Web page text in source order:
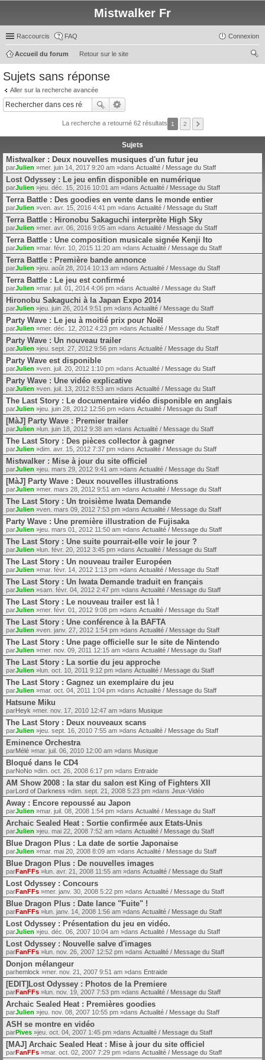
Mistwalker Fr
Raccourcis FAQ Connexion
Retour sur le site
Accueil du forum
Sujets sans réponse
Aller sur la recherche avancée
La recherche a retourné 62 résultats 1 2
Sujets
Mistwalker : Deux nouvelles musiques d'un futur jeu
parJulien »mer. juin 14, 2017 9:20 am »dans Actualité / Message du Staff
Lost Odyssey : Le jeu enfin disponible en numérique
parJulien »jeu. déc. 15, 2016 10:01 am »dans Actualité / Message du Staff
Terra Battle : Des goodies en vente dans le monde entier
parJulien »ven. avr. 15, 2016 4:41 pm »dans Actualité / Message du Staff
Terra Battle : Hironobu Sakaguchi interprète High Sky
parJulien »mer. avr. 06, 2016 9:05 am »dans Actualité / Message du Staff
Terra Battle : Une composition musicale signée Kenji Ito
parJulien »mar. févr. 10, 2015 11:20 am »dans Actualité / Message du Staff
Terra Battle : Première bande annonce
parJulien »jeu. août 28, 2014 10:13 am »dans Actualité / Message du Staff
Terra Battle : Le jeu est confirmé
parJulien »mar. juil. 01, 2014 4:06 pm »dans Actualité / Message du Staff
Hironobu Sakaguchi à la Japan Expo 2014
parJulien »jeu. juin 26, 2014 9:51 pm »dans Actualité / Message du Staff
Party Wave : Le jeu à moitié prix pour Noël
parJulien »mer. déc. 12, 2012 4:23 pm »dans Actualité / Message du Staff
Party Wave : Un nouveau trailer
parJulien »jeu. sept. 27, 2012 9:56 pm »dans Actualité / Message du Staff
Party Wave est disponible
parJulien »ven. juil. 20, 2012 1:10 pm »dans Actualité / Message du Staff
Party Wave : Une vidéo explicative
parJulien »ven. juil. 13, 2012 8:53 am »dans Actualité / Message du Staff
The Last Story : Le documentaire vidéo disponible en anglais
parJulien »jeu. juin 28, 2012 12:56 pm »dans Actualité / Message du Staff
[MàJ] Party Wave : Premier trailer
parJulien »lun. juin 18, 2012 9:38 am »dans Actualité / Message du Staff
The Last Story : Des pièces collector à gagner
parJulien »dim. avr. 15, 2012 7:37 pm »dans Actualité / Message du Staff
Mistwalker : Mise à jour du site officiel
parJulien »jeu. mars 29, 2012 9:41 am »dans Actualité / Message du Staff
[MàJ] Party Wave : Deux nouvelles illustrations
parJulien »mer. mars 28, 2012 9:51 am »dans Actualité / Message du Staff
The Last Story : Un troisième Iwata Demande
parJulien »ven. mars 09, 2012 7:53 pm »dans Actualité / Message du Staff
Party Wave : Une première illustration de Fujisaka
parJulien »jeu. mars 01, 2012 11:50 am »dans Actualité / Message du Staff
The Last Story : Une suite pourrait-elle voir le jour ?
parJulien »lun. févr. 20, 2012 3:45 pm »dans Actualité / Message du Staff
The Last Story : Un nouveau trailer Européen
parJulien »mar. févr. 14, 2012 1:13 pm »dans Actualité / Message du Staff
The Last Story : Un Iwata Demande traduit en français
parJulien »sam. févr. 04, 2012 2:47 pm »dans Actualité / Message du Staff
The Last Story : Le nouveau trailer est là !
parJulien »mer. févr. 01, 2012 9:08 pm »dans Actualité / Message du Staff
The Last Story : Une conférence à la BAFTA
parJulien »ven. janv. 27, 2012 1:54 pm »dans Actualité / Message du Staff
The Last Story : Une page officielle sur le site de Nintendo
parJulien »mer. nov. 09, 2011 12:15 am »dans Actualité / Message du Staff
The Last Story : La sortie du jeu approche
parJulien »lun. oct. 10, 2011 9:12 pm »dans Actualité / Message du Staff
The Last Story : Gagnez un exemplaire du jeu
parJulien »mar. oct. 04, 2011 1:04 pm »dans Actualité / Message du Staff
Hatsune Miku
parHeyk »mer. nov. 17, 2010 12:47 am »dans Musique
The Last Story : Deux nouveaux scans
parJulien »jeu. sept. 16, 2010 7:55 am »dans Actualité / Message du Staff
Eminence Orchestra
parMélé »mar. juil. 06, 2010 12:00 am »dans Musique
Bloqué dans le CD4
parNoNo »dim. oct. 26, 2008 6:17 pm »dans Entraide
AM Show 2008 : la star du salon est King of Fighters XII
parLord of Darkness »dim. sept. 21, 2008 5:23 pm »dans Jeux-Vidéo
Away : Encore repoussé au Japon
parJulien »mar. juil. 08, 2008 1:54 pm »dans Actualité / Message du Staff
Archaic Sealed Heat : Sortie confirmée aux Etats-Unis
parJulien »jeu. mai 22, 2008 7:52 am »dans Actualité / Message du Staff
Blue Dragon Plus : La date de sortie Japonaise
parJulien »mar. mai 20, 2008 8:09 am »dans Actualité / Message du Staff
Blue Dragon Plus : De nouvelles images
parFanFFs »lun. avr. 21, 2008 11:55 am »dans Actualité / Message du Staff
Lost Odyssey : Concours
parFanFFs »mer. janv. 30, 2008 5:22 pm »dans Actualité / Message du Staff
Blue Dragon Plus : Date lance "Fuite" !
parFanFFs »lun. janv. 14, 2008 1:56 am »dans Actualité / Message du Staff
Lost Odyssey : Présentation du jeu en vidéo.
parJulien »jeu. déc. 06, 2007 10:04 am »dans Actualité / Message du Staff
Lost Odyssey : Nouvelle salve d'images
parFanFFs »lun. nov. 26, 2007 12:52 pm »dans Actualité / Message du Staff
Donjon mélangeur
parhemlock »mer. nov. 21, 2007 9:51 am »dans Entraide
[EDIT]Lost Odyssey : Photos de la Premiere
parFanFFs »lun. nov. 19, 2007 7:53 pm »dans Actualité / Message du Staff
Archaic Sealed Heat : Premières goodies
parJulien »jeu. nov. 08, 2007 10:55 pm »dans Actualité / Message du Staff
ASH se montre en vidéo
parPives »jeu. oct. 04, 2007 1:45 pm »dans Actualité / Message du Staff
[MAJ] Archaic Sealed Heat : Mise à jour du site officiel
parFanFFs »mar. oct. 02, 2007 7:29 pm »dans Actualité / Message du Staff